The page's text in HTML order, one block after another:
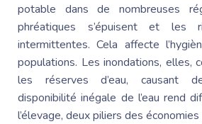
potable dans de nombreuses
phréatiques s’épuisent et les
intermittentes. Cela affecte
populations. Les inondations, elles,
les réserves d’eau, causant
disponibilité inégale de l’eau rend
l’élevage, deux piliers des économies